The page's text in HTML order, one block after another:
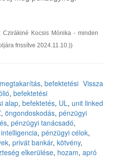
Czirákiné Kocsis Mónika - minden
frissítve 2024.11.10.))
Vissza
megtakarítás, befektetési
, befektetési
alap, befektetés, UL, unit linked
, öngondoskodás, pénzügyi
, pénzügyi tanácsadó,
, pénzügyi célok,
, privát bankár, kötvény,
elkerülése, hozam, apró